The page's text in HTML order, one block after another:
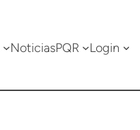
NoticiasPQR Login